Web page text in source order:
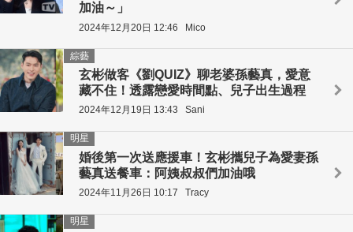
加油～」
2024年12月20日 12:46 Mico
玄彬做客《劉QUIZ》聊老婆孫藝真，愛意
藏不住！透露戀愛時間點、兒子出生過程
綜藝
2024年12月19日 13:43 Sani
婚後第一次送應援車！玄彬攜兒子為愛妻孫
藝真送餐車：阿姨叔叔們加油哦
明星
2024年11月26日 10:17 Tracy
明星